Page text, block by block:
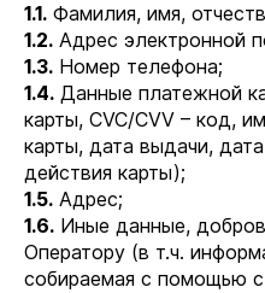
1.1. Фамилия, имя,
1.2. Адрес электронной
1.3. Номер телефона;
1.4. Данные платежной
карты, СVC/CVV – код,
карты, дата выдачи,
действия карты);
1.5. Адрес;
1.6. Иные данные,
Оператору (в т.ч.
собираемая с помощью